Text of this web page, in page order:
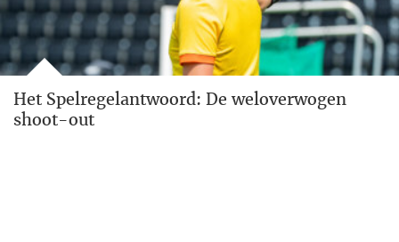
Het Spelregelantwoord: De weloverwogen
shoot-out